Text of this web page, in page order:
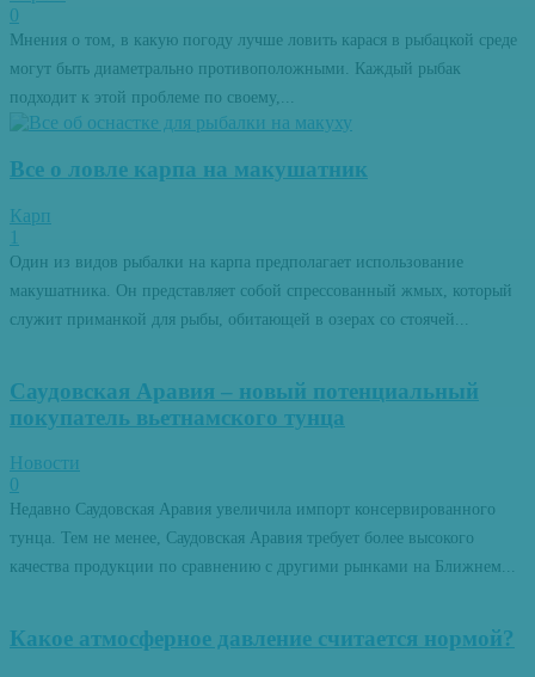
0
Мнения о том, в какую погоду лучше ловить карася в рыбацкой среде
могут быть диаметрально противоположными. Каждый рыбак
подходит к этой проблеме по своему,...
Все о ловле карпа на макушатник
Карп
1
Один из видов рыбалки на карпа предполагает использование
макушатника. Он представляет собой спрессованный жмых, который
служит приманкой для рыбы, обитающей в озерах со стоячей...
Саудовская Аравия – новый потенциальный
покупатель вьетнамского тунца
Новости
0
Недавно Саудовская Аравия увеличила импорт консервированного
тунца. Тем не менее, Саудовская Аравия требует более высокого
качества продукции по сравнению с другими рынками на Ближнем...
Какое атмосферное давление считается нормой?